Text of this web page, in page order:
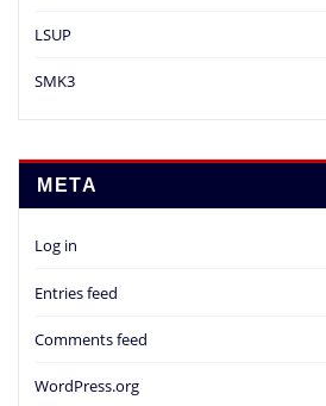
LSUP
SMK3
META
Log in
Entries feed
Comments feed
WordPress.org